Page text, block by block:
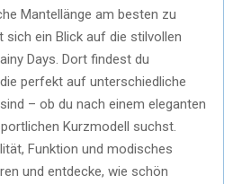
Mantellänge am besten zu
ein Blick auf die stilvollen
Days. Dort findest du
perfekt auf unterschiedliche
– ob du nach einem eleganten
Kurzmodell suchst.
Funktion und modisches
und entdecke, wie schön